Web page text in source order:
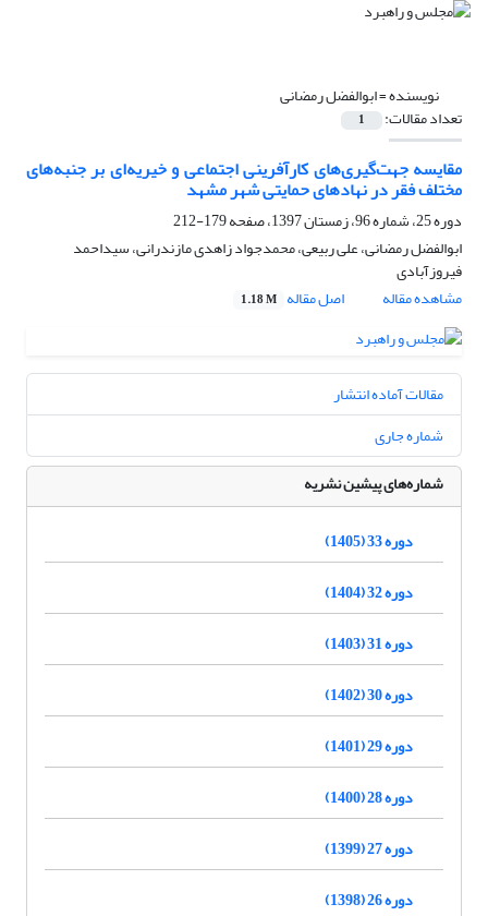
نویسنده =ابوالفضل رمضانی
تعداد مقالات: 1
مقایسه جهت‌گیری‌های کارآفرینی اجتماعی و خیریه‌ای بر جنبه‌های
مختلف فقر در نهادهای حمایتی شهر مشهد
دوره 25، شماره 96، زمستان 1397، صفحه
179-212
ابوالفضل رمضانی، علی ربیعی، محمدجواد زاهدی مازندرانی، سیداحمد
فیروزآبادی
مشاهده مقاله
اصل مقاله 1.18 M
مقالات آماده انتشار
شماره جاری
شماره‌های پیشین نشریه
دوره 33 (1405)
دوره 32 (1404)
دوره 31 (1403)
دوره 30 (1402)
دوره 29 (1401)
دوره 28 (1400)
دوره 27 (1399)
دوره 26 (1398)